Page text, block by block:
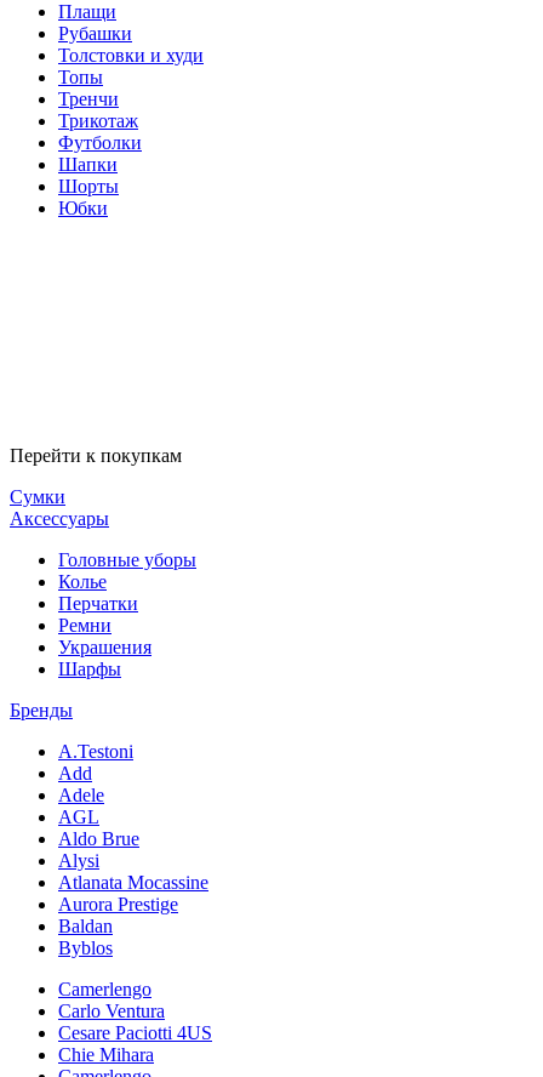
Плащи
Рубашки
Толстовки и худи
Топы
Тренчи
Трикотаж
Футболки
Шапки
Шорты
Юбки
Перейти к покупкам
Сумки
Аксессуары
Головные уборы
Колье
Перчатки
Ремни
Украшения
Шарфы
Бренды
A.Testoni
Add
Adele
AGL
Aldo Brue
Alysi
Atlanata Mocassine
Aurora Prestige
Baldan
Byblos
Camerlengo
Carlo Ventura
Cesare Paciotti 4US
Chie Mihara